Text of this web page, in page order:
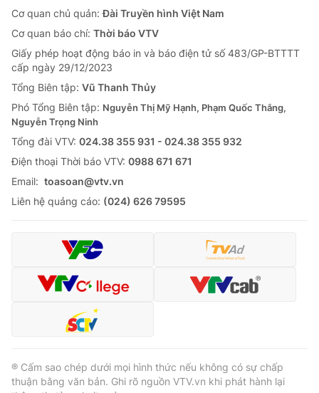
Giải sao mai
Làm đẹp
Chất lượng cuộc sống
Tuyển sinh
Học trực tuyến
Công nghệ
Hitech Công nghệ tương lai
Sản phẩm
Thị trường
Tư vấn
Giao lưu trực tuyến
Lịch phát sóng
Chuyên mục khác
Emagazine Podcast
Video Shorts video
VTV Money
VTV Sức khoẻ Bất động sản
Cơ quan chủ quản:Đài Truyền hình Việt Nam
Cơ quan báo chí: Thời báo VTV
Giấy phép hoạt động báo in và báo điện tử số 483/GP-BTTTT
cấp ngày 29/12/2023
Tổng Biên tập: Vũ Thanh Thủy
Phó Tổng Biên tập: Nguyễn Thị Mỹ Hạnh, Phạm Quốc Thắng,
Nguyễn Trọng Ninh
Tổng đài VTV: 024.38 355 931 - 024.38 355 932
Ðiện thoại Thời báo VTV: 0988 671 671
Email: toasoan@vtv.vn
Liên hệ quảng cáo: (024) 626 79595
® Cấm sao chép dưới mọi hình thức nếu không có sự chấp
thuận bằng văn bản. Ghi rõ nguồn VTV.vn khi phát hành lại